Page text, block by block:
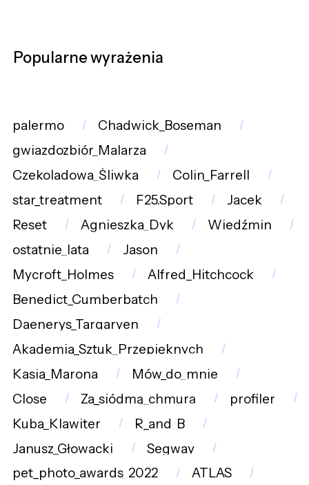
Popularne wyrażenia
palermo
Chadwick_Boseman
gwiazdozbiór_Malarza
Czekoladowa_Śliwka
Colin_Farrell
star_treatment
F25.Sport
Jacek
Reset
Agnieszka_Dyk
Wiedźmin
ostatnie_lata
Jason
Mycroft_Holmes
Alfred_Hitchcock
Benedict_Cumberbatch
Daenerys_Targaryen
Akademia_Sztuk_Przepięknych
Kasia_Marona
Mów_do_mnie
Close
Za_siódmą_chmurą
profiler
Kuba_Klawiter
R_and_B
Janusz_Głowacki
Segway
pet_photo_awards_2022
ATLAS